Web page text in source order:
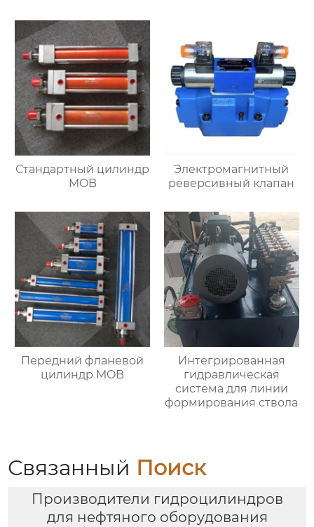
Стандартный цилиндр
MOB
Электромагнитный
реверсивный клапан
Передний фланевой
цилиндр MOB
Интегрированная
гидравлическая
система для линии
формирования ствола
Связанный Поиск
Производители гидроцилиндров
для нефтяного оборудования